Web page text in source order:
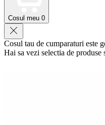
Cosul meu 0
Cosul tau de cumparaturi este
Hai sa vezi selectia de